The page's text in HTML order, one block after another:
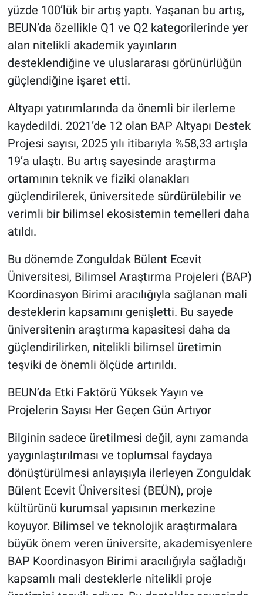
yüzde 100’lük bir artış yaptı. Yaşanan bu artış,
BEUN’da özellikle Q1 ve Q2 kategorilerinde yer
alan nitelikli akademik yayınların
desteklendiğine ve uluslararası görünürlüğün
güçlendiğine işaret etti.
Altyapı yatırımlarında da önemli bir ilerleme
kaydedildi. 2021’de 12 olan BAP Altyapı Destek
Projesi sayısı, 2025 yılı itibarıyla %58,33 artışla
19’a ulaştı. Bu artış sayesinde araştırma
ortamının teknik ve fiziki olanakları
güçlendirilerek, üniversitede sürdürülebilir ve
verimli bir bilimsel ekosistemin temelleri daha
atıldı.
Bu dönemde Zonguldak Bülent Ecevit
Üniversitesi, Bilimsel Araştırma Projeleri (BAP)
Koordinasyon Birimi aracılığıyla sağlanan mali
desteklerin kapsamını genişletti. Bu sayede
üniversitenin araştırma kapasitesi daha da
güçlendirilirken, nitelikli bilimsel üretimin
teşviki de önemli ölçüde artırıldı.
BEUN’da Etki Faktörü Yüksek Yayın ve
Projelerin Sayısı Her Geçen Gün Artıyor
Bilginin sadece üretilmesi değil, aynı zamanda
yaygınlaştırılması ve toplumsal faydaya
dönüştürülmesi anlayışıyla ilerleyen Zonguldak
Bülent Ecevit Üniversitesi (BEÜN), proje
kültürünü kurumsal yapısının merkezine
koyuyor. Bilimsel ve teknolojik araştırmalara
büyük önem veren üniversite, akademisyenlere
BAP Koordinasyon Birimi aracılığıyla sağladığı
kapsamlı mali desteklerle nitelikli proje